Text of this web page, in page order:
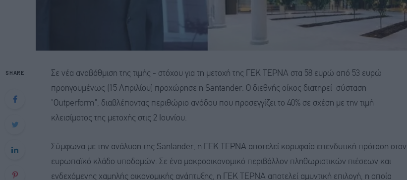
SHARE
Σε νέα αναβάθμιση της τιμής - στόχου για τη μετοχή της ΓΕΚ ΤΕΡΝΑ στα 58 ευρώ από 53 ευρώ
προηγουμένως (15 Απριλίου) προχώρησε η Santander. Ο διεθνής οίκος διατηρεί σύσταση
"Outperform", διαβλέποντας περιθώριο ανόδου που προσεγγίζει το 40% σε σχέση με την τιμή
κλεισίματος της μετοχής στις 2 Ιουνίου.
Σύμφωνα με την ανάλυση της Santander, η ΓΕΚ ΤΕΡΝΑ αποτελεί κορυφαία επενδυτική πρόταση στον
ευρωπαϊκό κλάδο υποδομών. Σε ένα μακροοικονομικό περιβάλλον πληθωριστικών πιέσεων και
ενδεχόμενης χαμηλής οικονομικής ανάπτυξης, η ΓΕΚ ΤΕΡΝΑ αποτελεί αμυντική επιλογή, η οποία